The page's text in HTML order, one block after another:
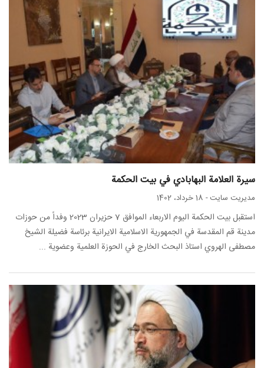
سيرة العلامة البهابادي في بيت الحكمة
مدیریت سایت- 18 خرداد، 1402
استقبل بيت الحكمة اليوم الاربعاء الموافق 7 حزيران 2023 وفداً من حوزات
مدينة قم المقدسة في الجمهورية الاسلامية الايرانية برئاسة فضيلة الشيخ
مصطفى الهروي استاذ البحث الخارج في الحوزة العلمية وعضوية ...